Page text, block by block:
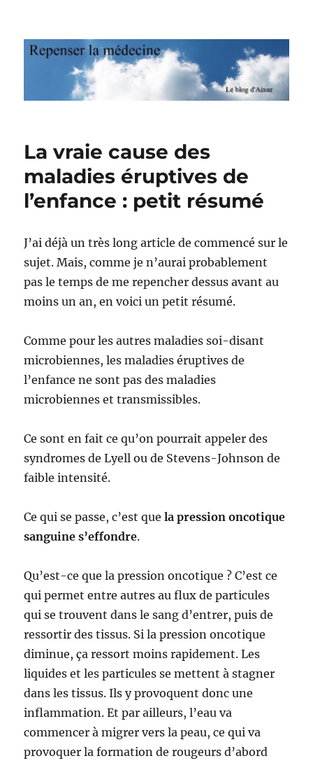
Repenser la médecine
La vraie cause des
maladies éruptives de
l’enfance : petit résumé
J’ai déjà un très long article de commencé sur le
sujet. Mais, comme je n’aurai probablement
pas le temps de me repencher dessus avant au
moins un an, en voici un petit résumé.
Comme pour les autres maladies soi-disant
microbiennes, les maladies éruptives de
l’enfance ne sont pas des maladies
microbiennes et transmissibles.
Ce sont en fait ce qu’on pourrait appeler des
syndromes de Lyell ou de Stevens-Johnson de
faible intensité.
Ce qui se passe, c’est quela pression oncotique
sanguine s’effondre.
Qu’est-ce que la pression oncotique ? C’est ce
qui permet entre autres au flux de particules
qui se trouvent dans le sang d’entrer, puis de
ressortir des tissus. Si la pression oncotique
diminue, ça ressort moins rapidement. Les
liquides et les particules se mettent à stagner
dans les tissus. Ils y provoquent donc une
inflammation. Et par ailleurs, l’eau va
commencer à migrer vers la peau, ce qui va
provoquer la formation de rougeurs d’abord